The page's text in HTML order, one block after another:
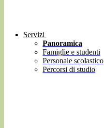
Servizi
Panoramica
Famiglie e studenti
Personale scolastico
Percorsi di studio